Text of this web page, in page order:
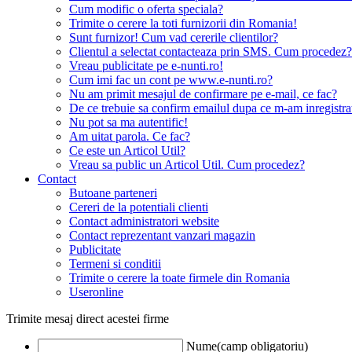
Cum modific o oferta speciala?
Trimite o cerere la toti furnizorii din Romania!
Sunt furnizor! Cum vad cererile clientilor?
Clientul a selectat contacteaza prin SMS. Cum procedez?
Vreau publicitate pe e-nunti.ro!
Cum imi fac un cont pe www.e-nunti.ro?
Nu am primit mesajul de confirmare pe e-mail, ce fac?
De ce trebuie sa confirm emailul dupa ce m-am
Nu pot sa ma autentific!
Am uitat parola. Ce fac?
Ce este un Articol Util?
Vreau sa public un Articol Util. Cum procedez?
Contact
Butoane parteneri
Cereri de la potentiali clienti
Contact administratori website
Contact reprezentant vanzari magazin
Publicitate
Termeni si conditii
Trimite o cerere la toate firmele din Romania
Useronline
Trimite mesaj direct acestei firme
Nume(camp obligatoriu)